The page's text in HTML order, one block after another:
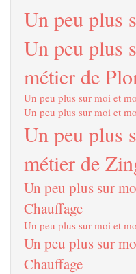
Un peu plus
Un peu plus
métier de
Un peu plus sur moi et
Un peu plus sur moi et
Un peu plus
métier de
Un peu plus sur
Chauffage
Un peu plus sur moi et
Un peu plus sur
Chauffage